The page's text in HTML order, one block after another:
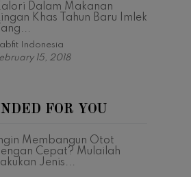
Dalam Makanan
Khas Tahun Baru Imlek
Indonesia
15, 2018
FOR YOU
Membangun Otot
Cepat? Mulailah
Jenis...